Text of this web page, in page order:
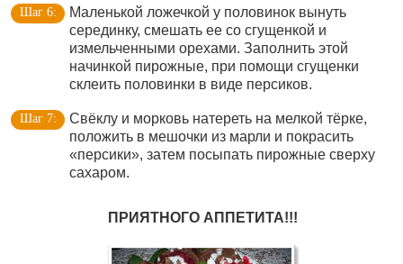
Маленькой ложечкой у половинок вынуть
серединку, смешать ее со сгущенкой и
измельченными орехами. Заполнить этой
начинкой пирожные, при помощи сгущенки
склеить половинки в виде персиков.
Свёклу и морковь натереть на мелкой тёрке,
положить в мешочки из марли и покрасить
«персики», затем посыпать пирожные сверху
сахаром.
ПРИЯТНОГО АППЕТИТА!!!